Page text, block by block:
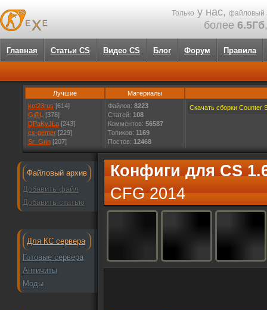
Только у нас, файловый
более 6.5Гб
Главная Статьи CS Видео CS Блог Форум Правила
Лучшие
kot23rus [614]
G@L
[378]
DPaKyJLa[243]
cs-gemer[229]
Sr_Grin[207]
Материалы
Файлов: 8223
Статей: 108
Комментов: 56587
Топиков: 1169
Постов: 12468
Скачать сборки Counter
Файловый архив
Добавить файл
Добавить статью
Для КС сервера
Готовые сервера
Античиты
Моды
Конфиги для CS
CFG 2014